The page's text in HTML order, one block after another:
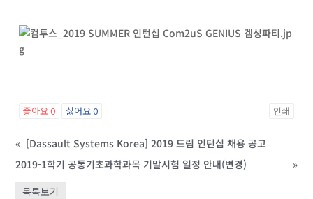
좋아요0 싫어요0 인쇄
« [Dassault Systems Korea] 2019 드림 인턴십 채용 공고
2019-1학기 공통기초과학과목 기말시험 일정 안내(변경)
»
목록보기